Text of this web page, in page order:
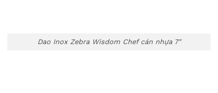
Dao Inox Zebra Wisdom Chef cán nhựa 7″